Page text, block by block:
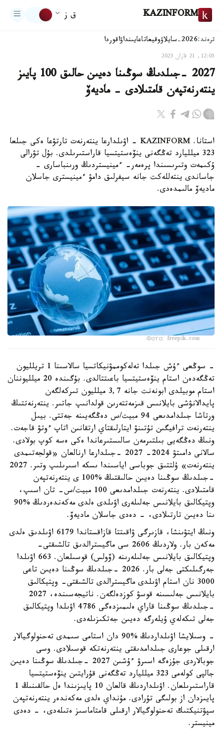
KAZINFORM ق ز
ترەند:2026-سايلاۋ وقيعاتاعايىنداۋاقوردا
12:05, 21 قازان 2025
2027 -جىلدىڭ سوڭىنا دەيىن حالىق 100 پايىز
ينتەرنەتپەن قامتىلادى - ماديەۆ
استانا. KAZINFORM - اۋىلدارعا ينتەرنەت تارتۋعا ەكى جىلعا
323 ميلليارد تەڭگەنى ينۆەستيتسيا قاراستىرىلدى. بۇل تۋرالى
ۇكىمەت وتىرىسىندا پرەمەر- ءمينيستردىڭ ورىنباسارى -
جاساندى ينتەللەكت جانە سيفرلىق دامۋ ءمينيسترى جاسلان
ماديەۆ مالىمدەدى.
Фото: freepik.com
- سوڭعى ءۇش جىلدا تەلەكوممۋنيكاتسيا سالاسىنا 1 تريلليون
تەڭگەدەن استام ينۆەستيتسيا باعىتتالدى. بۇگىندە 20 ميلليوننان
استام موبيلدى ابونەنت جانە 3,7 ميلليون تىركەلگەن
پايدالانۋشى بايلانىس قىزمەتتەرىن قولدانىپ جاتىر. ينتەرنەتتىڭ
ورتاشا جىلدامدىعى 94 مبيت/س دەڭگەيىنە جەتتى. بيىل
ينتەرنەت ترافيگىن تۇتىنۋ ايتارلىقتاي ارتقانىن اتاپ ءوتۋ قاجەت.
ونىڭ دەڭگەيى بىلتىرمەن سالىستىرعاندا ەكى ەسە كوپ بولادى.
سالانى دامىتۋ 2024- 2027 -جىلدارعا ارنالعان «قولجەتىمدى
ينتەرنەت» ۇلتتىق جوباسى اياسىندا ىسكە اسىرىلىپ وتىر. 2027
-جىلدىڭ سوڭىنا دەيىن حالىقتىڭ %100 ى ينتەرنەتپەن
قامتىلادى. ينتەرنەت جىلدامدىعى 100 مبيت/س- تان اسىپ،
وپتيكالىق بايلانىس جەلىلەرى اۋىلدى ەلدى مەكەندەردىڭ %90
ىنا دەيىن تارتىلادى، - دەدى جاسلان ماديەۆ.
ونىڭ ايتۋىنشا، قازىرگى ۋاقىتتا قازاقستاندا 6179 اۋىلدىق ەلدى
مەكەن بار. ولاردىڭ 2606 سى ماگيسترالدىق تالشىقتى-
وپتيكالىق بايلانىس جەلىلەرىنە (ۆولس) قوسىلعان. 663 اۋىلدا
جەرگىلىكتى جەلى بار. 2026 -جىلدىڭ سوڭىنا دەيىن تاعى
3000 نان استام اۋىلدى ماگيسترالدى تالشىقتى- وپتيكالىق
بايلانىس جەلىسىنە قوسۋ كوزدەلگەن. ناتيجەسىندە، 2027
-جىلدىڭ سوڭىنا قاراي ەلىمىزدەگى 4786 اۋىلدا وپتيكالىق
جەلى تىكەلەي ۇيلەرگە دەيىن جەتكىزىلەدى.
- وسىلايشا اۋىلداردىڭ %90 دان استامى سىمدى تەحنولوگيالار
ارقىلى جوعارى جىلدامدىقتى ينتەرنەتكە قوسىلادى. وسى
جوبالاردى جۇزەگە اسىرۋ ءۇشىن 2027 -جىلدىڭ سوڭىنا دەيىن
جالپى كولەمى 323 ميلليارد تەڭگەنى قۇرايتىن ينۆەستيتسيا
قاراستىرىلعان. اۋىلداردىڭ قالعان 10 پايىزىندا ەل حالقىنىڭ 1
پايىزدان از بولىگى تۇرادى. مۇنداي ەلدى مەكەندەر ينتەرنەتپەن
سپۋتنيكتىك تەحنولوگيالار ارقىلى قامتاماسىز ەتىلەدى، - دەدى
مينيستر.